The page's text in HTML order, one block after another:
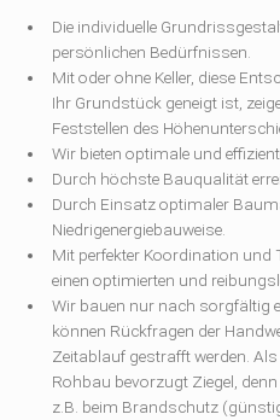
Die individuelle
persönlichen Bedürfnissen.
Mit oder ohne Keller, diese
Ihr Grundstück geneigt ist,
Feststellen des
Wir bieten optimale und
Durch höchste Bauqualität
Durch Einsatz optimaler
Niedrigenergiebauweise.
Mit perfekter Koordination und
einen optimierten und
Wir bauen nur nach sorgfältig
können Rückfragen der
Zeitablauf gestrafft werden.
Rohbau bevorzugt Ziegel, denn
z.B. beim Brandschutz